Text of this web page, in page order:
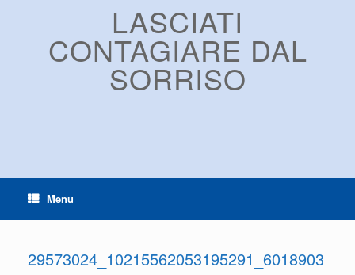
LASCIATI
CONTAGIARE DAL
SORRISO
Menu
29573024_10215562053195291_6018903